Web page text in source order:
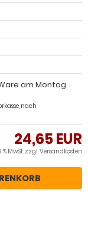
am Montag
nach
24,65 EUR
% MwSt. zzgl.Versandkosten